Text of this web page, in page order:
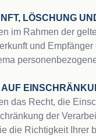
LÖSCHUNG
im Rahmen der
und
AUF
das Recht, die
der
die Richtigkeit Ihrer